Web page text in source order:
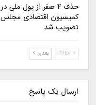
حذف ۴ صفر از پول ملی در
کمیسیون اقتصادی مجلس
تصویب شد
بعدی
ارسال یک پاسخ